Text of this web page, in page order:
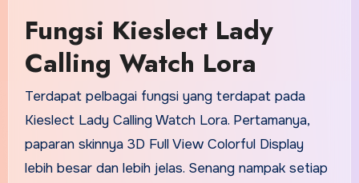
Fungsi Kieslect Lady
Calling Watch Lora
Terdapat pelbagai fungsi yang terdapat pada
Kieslect Lady Calling Watch Lora. Pertamanya,
paparan skinnya 3D Full View Colorful Display
lebih besar dan lebih jelas. Senang nampak setiap